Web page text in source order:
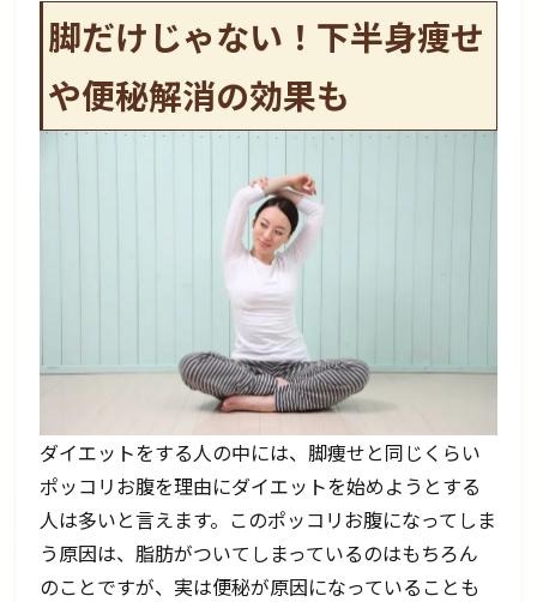
脚だけじゃない！下半身痩せ
や便秘解消の効果も
ダイエットをする人の中には、脚痩せと同じくらい
ポッコリお腹を理由にダイエットを始めようとする
人は多いと言えます。このポッコリお腹になってしま
う原因は、脂肪がついてしまっているのはもちろん
のことですが、実は便秘が原因になっていることも